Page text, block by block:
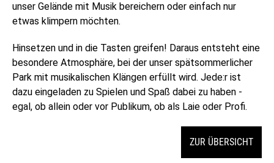
unser Gelände mit Musik bereichern oder einfach nur
etwas klimpern möchten.
Hinsetzen und in die Tasten greifen! Daraus entsteht eine
besondere Atmosphäre, bei der unser spätsommerlicher
Park mit musikalischen Klängen erfüllt wird. Jede:r ist
dazu eingeladen zu Spielen und Spaß dabei zu haben -
egal, ob allein oder vor Publikum, ob als Laie oder Profi.
ZUR ÜBERSICHT